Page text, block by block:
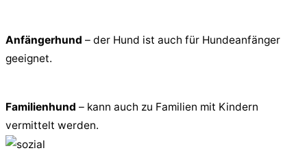
Anfängerhund – der Hund ist auch für Hundeanfänger
geeignet.
Familienhund – kann auch zu Familien mit Kindern
vermittelt werden.